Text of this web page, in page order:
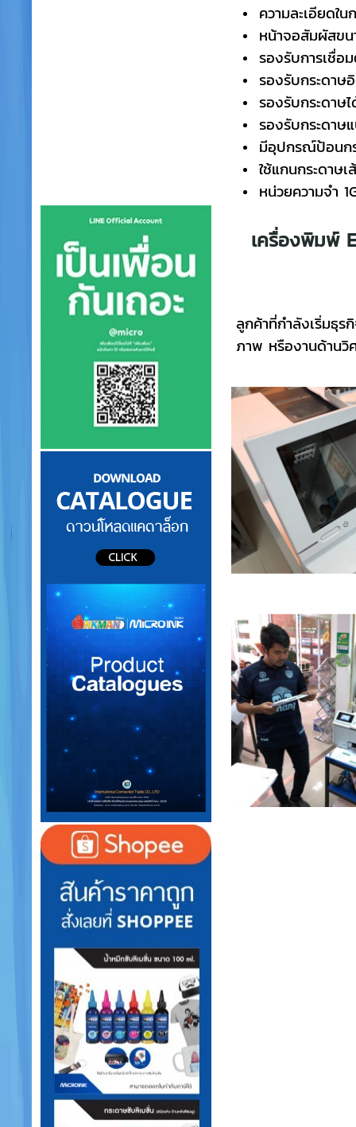
ความละเอียด
หน้าจอสัมผัสขน
รองรับการเชื่อ
รองรับกระดาษ
รองรับกระดาษ
รองรับกระดาษ
มีอุปกรณ์ป้อนก
ใช้แกนกระดาษ
หน่วยความจํา
เครื่องพิมพ์
ลูกค้าที่กำลังเริ่มธุ
ภาพ หรืองานด้านวิ